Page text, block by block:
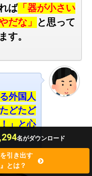
ば 「器が小さい
だな」 と思って
す。
外国人
どたど
」と心
名がダウンロード
引き出す
とは？